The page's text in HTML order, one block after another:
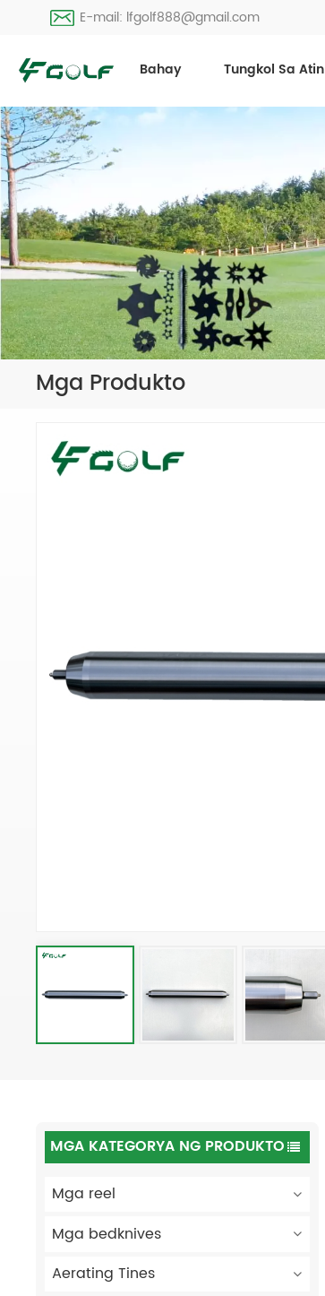
E-mail: lfgolf888@gmail.com
Bahay Tungkol Sa Atin
Mga Produkto
MGA KATEGORYA NG PRODUKTO
Mga reel
Mga bedknives
Aerating Tines